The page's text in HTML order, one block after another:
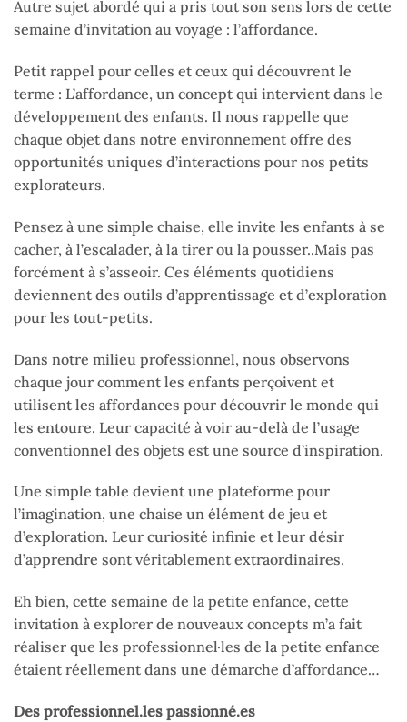
Autre sujet abordé qui a pris tout son sens lors de cette
semaine d’invitation au voyage : l’affordance.
Petit rappel pour celles et ceux qui découvrent le
terme : L’affordance, un concept qui intervient dans le
développement des enfants. Il nous rappelle que
chaque objet dans notre environnement offre des
opportunités uniques d’interactions pour nos petits
explorateurs.
Pensez à une simple chaise, elle invite les enfants à se
cacher, à l’escalader, à la tirer ou la pousser..Mais pas
forcément à s’asseoir. Ces éléments quotidiens
deviennent des outils d’apprentissage et d’exploration
pour les tout-petits.
Dans notre milieu professionnel, nous observons
chaque jour comment les enfants perçoivent et
utilisent les affordances pour découvrir le monde qui
les entoure. Leur capacité à voir au-delà de l’usage
conventionnel des objets est une source d’inspiration.
Une simple table devient une plateforme pour
l’imagination, une chaise un élément de jeu et
d’exploration. Leur curiosité infinie et leur désir
d’apprendre sont véritablement extraordinaires.
Eh bien, cette semaine de la petite enfance, cette
invitation à explorer de nouveaux concepts m’a fait
réaliser que les professionnel·les de la petite enfance
étaient réellement dans une démarche d’affordance…
Des professionnel.les passionné.es